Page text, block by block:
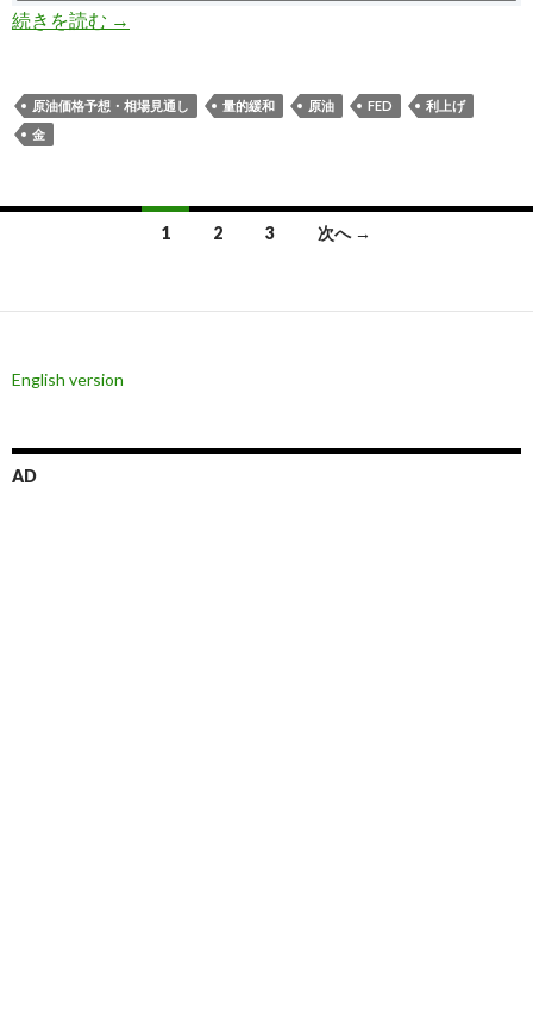
続きを読む 米国利上げの影響でハイイールド債暴落: ジャン
→
原油価格予想・相場見通し 量的緩和 原油 FED
利上げ
金
ナ
ゲ
ー
シ
1 2 3 次へ →
English version
AD